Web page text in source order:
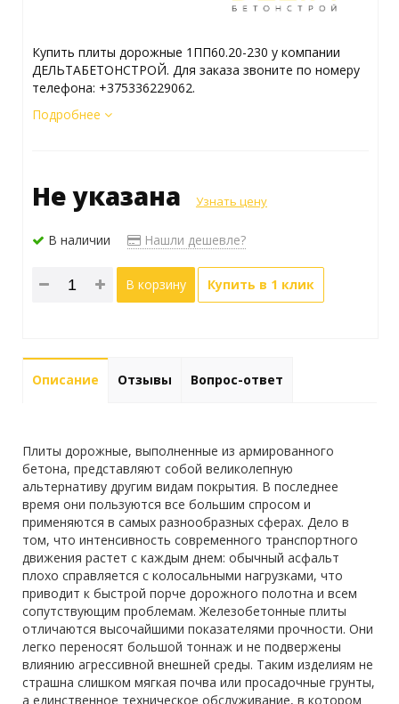
Купить плиты дорожные 1ПП60.20-230 у компании
ДЕЛЬТАБЕТОНСТРОЙ. Для заказа звоните по номеру
телефона: +375336229062.
Подробнее
Не указана Узнать цену
В наличии Нашли дешевле?
В корзину Купить в 1 клик
Описание Отзывы Вопрос-ответ
Плиты дорожные, выполненные из армированного
бетона, представляют собой великолепную
альтернативу другим видам покрытия. В последнее
время они пользуются все большим спросом и
применяются в самых разнообразных сферах. Дело в
том, что интенсивность современного транспортного
движения растет с каждым днем: обычный асфальт
плохо справляется с колосальными нагрузками, что
приводит к быстрой порче дорожного полотна и всем
сопутствующим проблемам. Железобетонные плиты
отличаются высочайшими показателями прочности. Они
легко переносят большой тоннаж и не подвержены
влиянию агрессивной внешней среды. Таким изделиям не
страшна слишком мягкая почва или просадочные грунты,
а единственное техническое обслуживание, в котором